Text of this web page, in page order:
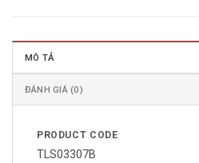
MÔ TẢ
ĐÁNH GIÁ (0)
PRODUCT CODE
TLS03307B